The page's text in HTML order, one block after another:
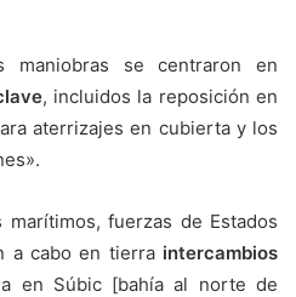
maniobras se centraron en
, incluidos la reposición en
aterrizajes en cubierta y los
fuerzas de Estados
a cabo en tierraintercambios
en Súbic [bahía al norte de